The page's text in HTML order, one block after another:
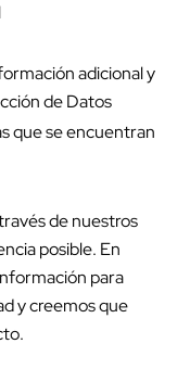
adicional y
de Datos
que se encuentran
de nuestros
posible. En
para
y creemos que